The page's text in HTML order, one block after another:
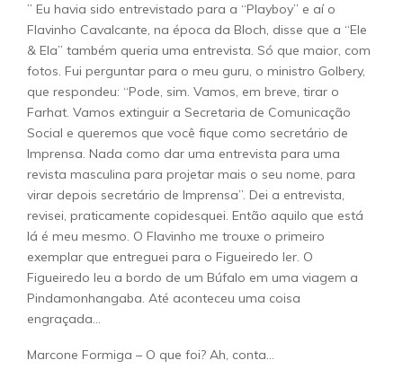
” Eu havia sido entrevistado para a “Playboy” e aí o
Flavinho Cavalcante, na época da Bloch, disse que a “Ele
& Ela” também queria uma entrevista. Só que maior, com
fotos. Fui perguntar para o meu guru, o ministro Golbery,
que respondeu: “Pode, sim. Vamos, em breve, tirar o
Farhat. Vamos extinguir a Secretaria de Comunicação
Social e queremos que você fique como secretário de
Imprensa. Nada como dar uma entrevista para uma
revista masculina para projetar mais o seu nome, para
virar depois secretário de Imprensa”. Dei a entrevista,
revisei, praticamente copidesquei. Então aquilo que está
lá é meu mesmo. O Flavinho me trouxe o primeiro
exemplar que entreguei para o Figueiredo ler. O
Figueiredo leu a bordo de um Búfalo em uma viagem a
Pindamonhangaba. Até aconteceu uma coisa
engraçada…
Marcone Formiga – O que foi? Ah, conta…